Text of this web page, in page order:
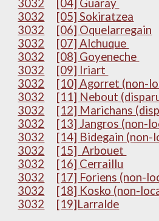
3032
[04] Guaray
3032
[05] Sokiratzea
3032
[06] Oquelarregain
3032
[07] Alchuque
3032
[08] Goyeneche
3032
[09] Iriart
3032
[10] Agorret (non-
3032
[11] Nebout
3032
[12] Marichans
3032
[13] Jangros (non-
3032
[14] Bidegain (non-
3032
[15] Arbouet
3032
[16] Cerraillu
3032
[17] Foriens (non-
3032
[18] Kosko (non-
3032
[19]Larralde